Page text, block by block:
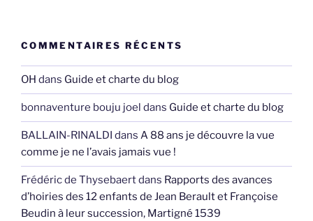
COMMENTAIRES RÉCENTS
OH dans Guide et charte du blog
bonnaventure bouju joel dans Guide et charte du blog
BALLAIN-RINALDI dans A 88 ans je découvre la vue
comme je ne l’avais jamais vue !
Frédéric de Thysebaertdans Rapports des avances
d’hoiries des 12 enfants de Jean Berault et Françoise
Beudin à leur succession, Martigné 1539